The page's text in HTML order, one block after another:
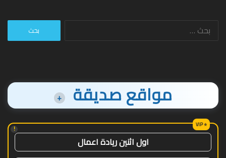
البحث
مواقع صديقة +
!
اول اثنين ريادة اعمال